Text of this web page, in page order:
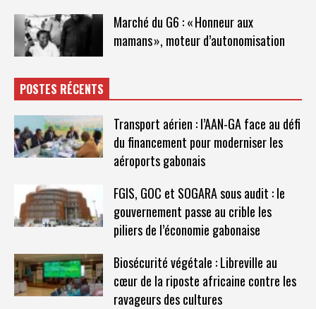
Marché du G6 : « Honneur aux
mamans », moteur d’autonomisation
POSTES RÉCENTS
Transport aérien : l’AAN-GA face au défi
du financement pour moderniser les
aéroports gabonais
FGIS, GOC et SOGARA sous audit : le
gouvernement passe au crible les
piliers de l’économie gabonaise
Biosécurité végétale : Libreville au
cœur de la riposte africaine contre les
ravageurs des cultures